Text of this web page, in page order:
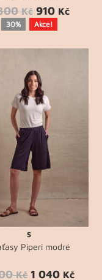
Kč 910 Kč
30% Akce!
S
Piperi modré
Kč 1 040 Kč